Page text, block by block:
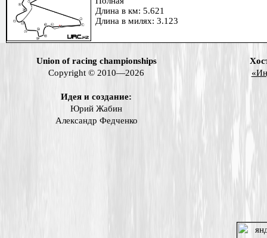
Длина в км: 5.621
Длина в милях: 3.123
Union of racing championships
Copyright © 2010—2026
Идея и создание:
Юрий Жабин
Александр Федченко